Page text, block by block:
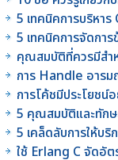
5 เทคนิคการบริหา
5 เทคนิคการจัดกา
คุณสมบัติที่ควรมีสำ
การ Handle อารม
การโค้ชมีประโยชน์
5 คุณสมบัติและทักษ
5 เคล็ดลับการให้บ
ใช้ Erlang C จัดอั